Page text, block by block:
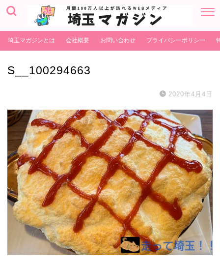
埼玉マガジンとは 会社概要 お問い合わせ プライバシーポリシー
S__100294663
2020年4月4日